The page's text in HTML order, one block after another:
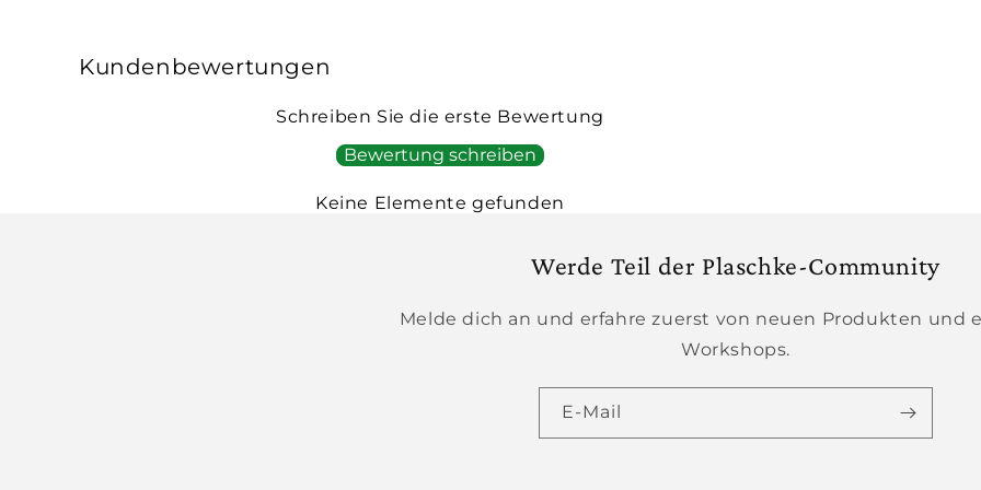
Kundenbewertungen
Schreiben Sie die erste Bewertung
Bewertung schreiben
Keine Elemente gefunden
Werde Teil der Plaschke-Community
Melde dich an und erfahre zuerst von neuen Produkten und
Workshops.
E-Mail